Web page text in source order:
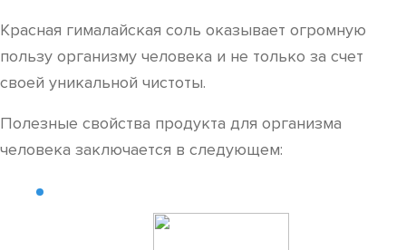
Красная гималайская соль оказывает огромную
пользу организму человека и не только за счет
своей уникальной чистоты.
Полезные свойства продукта для организма
человека заключается в следующем: